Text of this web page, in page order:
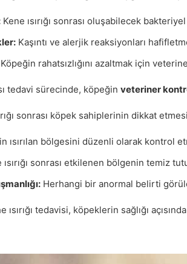
Kene ısırığı sonrası oluşabilecek
Kaşıntı ve alerjik reaksiyonları
Köpeğin rahatsızlığını azaltmak için
tedavi sürecinde, köpeğin veteriner
sonrası köpek sahiplerinin dikkat
ısırılan bölgesini düzenli olarak kontrol
ısırığı sonrası etkilenen bölgenin temiz
Herhangi bir anormal belirti
ısırığı tedavisi, köpeklerin sağlığı